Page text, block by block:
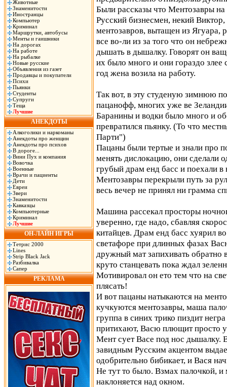
Животные
Знаменитости
Иностранцы
Компьютер
Криминал
Маршрутки, автобусы
Менты и гаишники
На дорогах
На работе
На рыбалке
Новые русские
Объявления из газет
Продавцы и покупатели
Психи
Пьянки
Студенты
Супруги
Теща
Лучшие
АНЕКДОТЫ
Алкоголики и наркоманы
Анекдоты про женщин
Анекдоты про психов
В дороге...
Вини Пух и компания
Вовочка
Военные
Врачи и пациенты
Дети
Евреи
Звери
Знаменитости
Кавказцы
Компьютерные
Криминал
Лучшие
ОН-ЛАЙН ИГРЫ
Тетрис 2000
Lines
Strip Black Jack
Разбивалка
Сапер
РЕКЛАМА
Были рассказы что Ментозавры на
Русский бизнесмен, некий
ментозавров, вытащен из Ягуара,
все во-ли из за того что он
дышать в дышалку. Говорят он
их было много и они гораздо злее
год жена возила на работу.
Так вот, в эту студеную зимнюю
пацанофф, многих уже ве
Баранины и водки было много и
превратился пьянку. (То что
Парти")
Пацаны были тертые и знали про
менять дислокацию, они сделали
грубый драм енд басс и поехали в
Ментозавры перекрыли путь за
весь вечер не принял ни грамма
Машина рассекал просторы
уверенно, где надо, сбавляя
китайцев. Драм енд басс хуярил
светафоре при длинных фазах
дружный мат запихивать обратно
круто станцевать пока ждал
Мотивировал он ето тем что на
плясать!
И вот пацаны натыкаются на
кучкуются ментозавры, маша
группа в синих трико пиздит
притихают, Васю плющит просто
Мент сует Васе под нос дышалку.
завидным Русским акцентом
одобрительно бибикает, и Вася
Не тут то было. Взмах палочкой,
наклоняется над окном.